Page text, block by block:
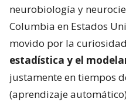
neurobiología y
Columbia en Estados
movido por la
estadística y el
justamente en tiempos
(aprendizaje